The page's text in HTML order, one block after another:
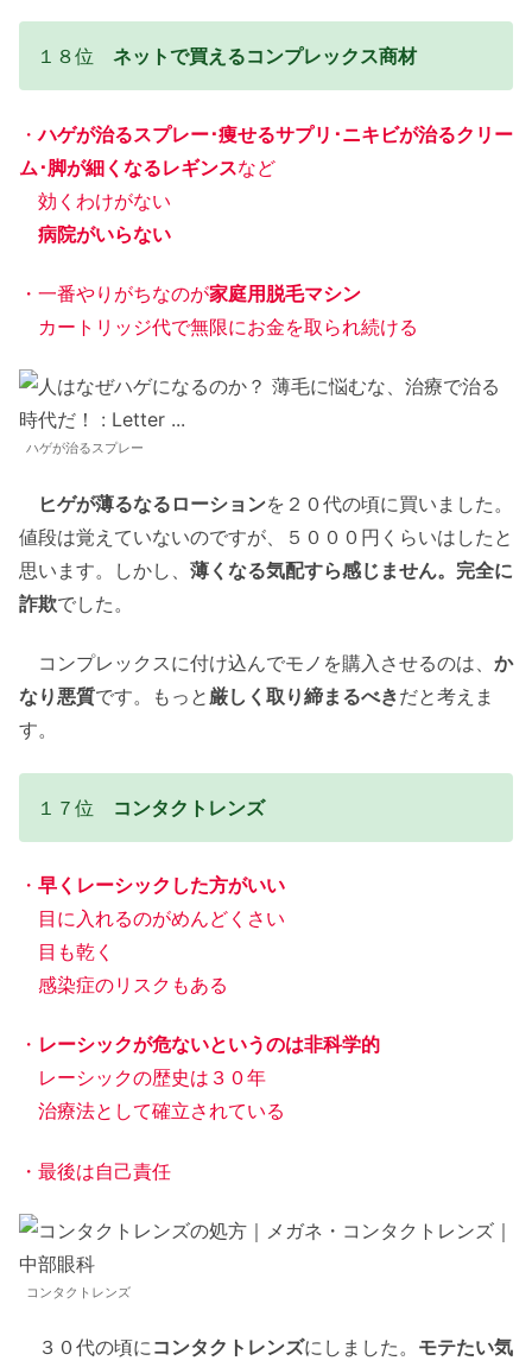
１８位 ネットで買えるコンプレックス商材
・ハゲが治るスプレー･痩せるサプリ･ニキビが治るクリー
ム･脚が細くなるレギンスなど
効くわけがない
病院がいらない
・一番やりがちなのが家庭用脱毛マシン
カートリッジ代で無限にお金を取られ続ける
ハゲが治るスプレー
ヒゲが薄るなるローションを２０代の頃に買いました。
値段は覚えていないのですが、５０００円くらいはしたと
思います。しかし、 薄くなる気配すら感じません。完全に
詐欺でした。
コンプレックスに付け込んでモノを購入させるのは、 か
なり悪質です。もっと 厳しく取り締まるべきだと考えま
す。
１７位 コンタクトレンズ
・ 早くレーシックした方がいい
目に入れるのがめんどくさい
目も乾く
感染症のリスクもある
・ レーシックが危ないというのは非科学的
レーシックの歴史は３０年
治療法として確立されている
・最後は自己責任
コンタクトレンズ
３０代の頃にコンタクトレンズにしました。 モテたい気